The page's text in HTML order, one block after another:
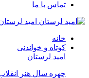
تماس با ما
امید
خانه
کوتاه و خواندنی
امید لرستان
چهره سال هنر